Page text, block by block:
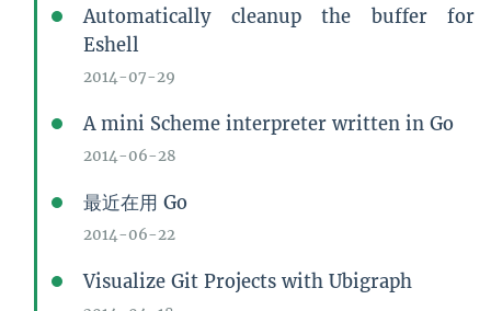
Automatically cleanup the buffer for
Eshell
2014-07-29
A mini Scheme interpreter written in Go
2014-06-28
最近在用 Go
2014-06-22
Visualize Git Projects with Ubigraph